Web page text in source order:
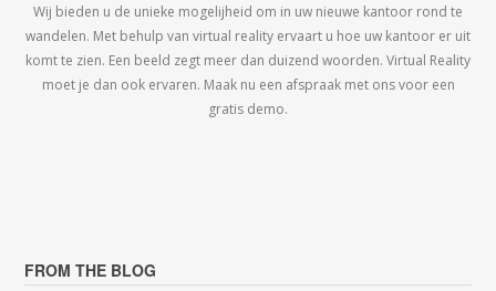
Wij bieden u de unieke mogelijheid om in uw nieuwe kantoor rond te
wandelen. Met behulp van virtual reality ervaart u hoe uw kantoor er uit
komt te zien. Een beeld zegt meer dan duizend woorden. Virtual Reality
moet je dan ook ervaren. Maak nu een afspraak met ons voor een
gratis demo.
FROM THE BLOG